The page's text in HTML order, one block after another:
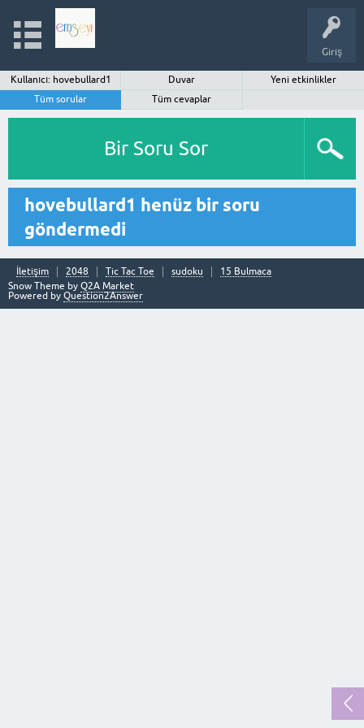
Giriş
Kullanıcı: hovebullard1 Duvar
Yeni etkinlikler
Tüm sorular
Tüm cevaplar
Bir Soru Sor
hovebullard1 henüz bir soru
göndermedi
İletişim 2048 Tic Tac Toe sudoku
15 Bulmaca
Snow Theme by Q2A Market
Powered by Question2Answer